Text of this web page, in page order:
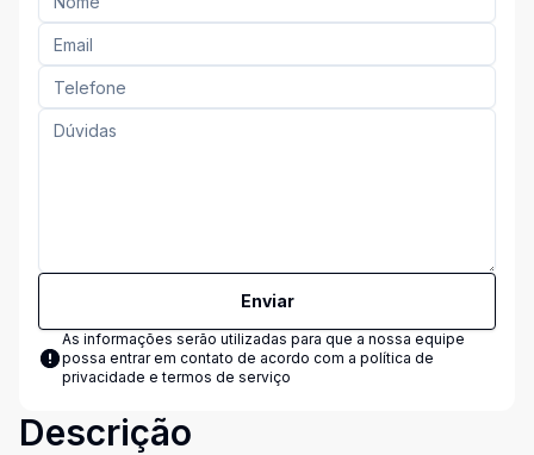
Enviar
As informações serão utilizadas para que a nossa equipe
possa entrar em contato de acordo com a política de
privacidade e termos de serviço
Descrição